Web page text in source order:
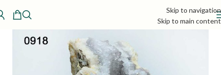
Skip to navigation
Skip to main content